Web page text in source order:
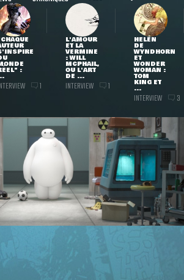
:
1
L'AMOUR
ET LA
VERMINE
: WILL
MCPHAIL,
OU L'ART
DE ...
INTERVIEW 1
HELEN
DE
WYNDHORN
ET
WONDER
WOMAN :
TOM
KING ET
...
INTERVIEW 3